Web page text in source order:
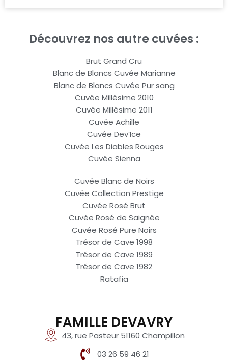
Découvrez nos autre cuvées :
Brut Grand Cru
Blanc de Blancs Cuvée Marianne
Blanc de Blancs Cuvée Pur sang
Cuvée Millésime 2010
Cuvée Millésime 2011
Cuvée Achille
Cuvée Dev’Ice
Cuvée Les Diables Rouges
Cuvée Sienna
Cuvée Blanc de Noirs
Cuvée Collection Prestige
Cuvée Rosé Brut
Cuvée Rosé de Saignée
Cuvée Rosé Pure Noirs
Trésor de Cave 1998
Trésor de Cave 1989
Trésor de Cave 1982
Ratafia
FAMILLE DEVAVRY
43, rue Pasteur 51160 Champillon
03 26 59 46 21